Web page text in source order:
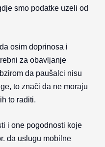
smo podatke uzeli od
osim doprinosa i
za obavljanje
da paušalci nisu
to znači da ne moraju
to raditi.
i one pogodnosti koje
da uslugu mobilne